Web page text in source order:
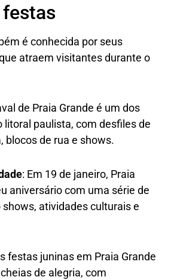
é conhecida por seus
atraem visitantes durante o
de Praia Grande é um dos
litoral paulista, com desfiles de
blocos de rua e shows.
: Em 19 de janeiro, Praia
aniversário com uma série de
atividades culturais e
festas juninas em Praia Grande
de alegria, com